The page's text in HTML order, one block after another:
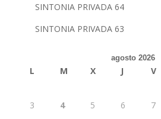
SINTONIA PRIVADA 64
SINTONIA PRIVADA 63
agosto 2026
L M X J V
3
4 5 6 7